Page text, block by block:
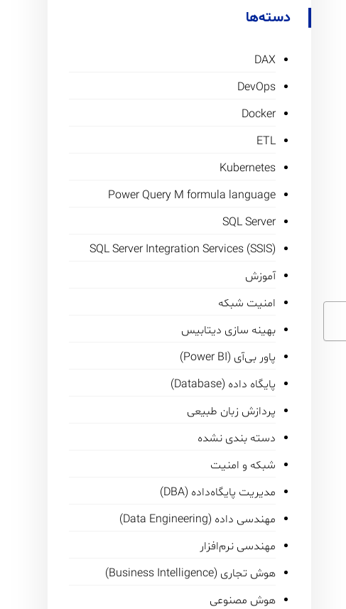
دسته‌ها
DAX
DevOps
Docker
ETL
Kubernetes
Power Query M formula language
SQL Server
SQL Server Integration Services (SSIS)
آموزش
امنیت شبکه
بهینه سازی دیتابیس
پاور بی‌آی (Power BI)
پایگاه داده (Database)
پردازش زبان طبیعی
دسته بندی نشده
شبکه و امنیت
مدیریت پایگاه‌داده (DBA)
مهندسی داده (Data Engineering)
مهندسی نرم‌افزار
هوش تجاری (Business Intelligence)
هوش مصنوعی